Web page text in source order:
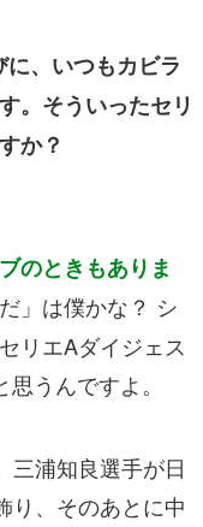
、いつもカビラ
。そういったセリ
か？
のときもありま
」は僕かな？ シ
リエAダイジェス
うんですよ。
三浦知良選手が日
り、そのあとに中